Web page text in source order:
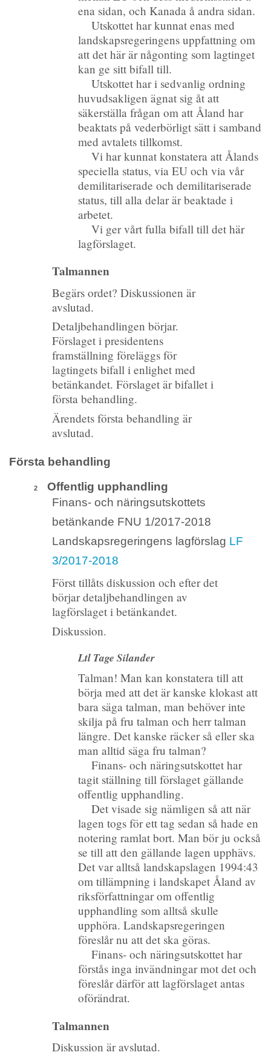
ena sidan, och Kanada å andra sidan.
Utskottet har kunnat enas med
landskapsregeringens uppfattning om
att det här är någonting som lagtinget
kan ge sitt bifall till.
Utskottet har i sedvanlig ordning
huvudsakligen ägnat sig åt att
säkerställa frågan om att Åland har
beaktats på vederbörligt sätt i samband
med avtalets tillkomst.
Vi har kunnat konstatera att Ålands
speciella status, via EU och via vår
demilitariserade och demilitariserade
status, till alla delar är beaktade i
arbetet.
Vi ger vårt fulla bifall till det här
lagförslaget.
Talmannen
Begärs ordet? Diskussionen är
avslutad.
Detaljbehandlingen börjar.
Förslaget i presidentens
framställning föreläggs för
lagtingets bifall i enlighet med
betänkandet. Förslaget är bifallet i
första behandling.
Ärendets första behandling är
avslutad.
Första behandling
2
Offentlig upphandling
Finans- och näringsutskottets
betänkande FNU 1/2017-2018
Landskapsregeringens lagförslag LF
3/2017-2018
Först tillåts diskussion och efter det
börjar detaljbehandlingen av
lagförslaget i betänkandet.
Diskussion.
Ltl Tage Silander
Talman! Man kan konstatera till att
börja med att det är kanske klokast att
bara säga talman, man behöver inte
skilja på fru talman och herr talman
längre. Det kanske räcker så eller ska
man alltid säga fru talman?
Finans- och näringsutskottet har
tagit ställning till förslaget gällande
offentlig upphandling.
Det visade sig nämligen så att när
lagen togs för ett tag sedan så hade en
notering ramlat bort. Man bör ju också
se till att den gällande lagen upphävs.
Det var alltså landskapslagen 1994:43
om tillämpning i landskapet Åland av
riksförfattningar om offentlig
upphandling som alltså skulle
upphöra. Landskapsregeringen
föreslår nu att det ska göras.
Finans- och näringsutskottet har
förstås inga invändningar mot det och
föreslår därför att lagförslaget antas
oförändrat.
Talmannen
Diskussion är avslutad.